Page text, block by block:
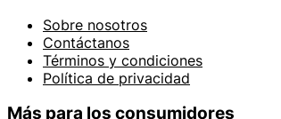
Sobre nosotros
Contáctanos
Términos y condiciones
Política de privacidad
Más para los consumidores